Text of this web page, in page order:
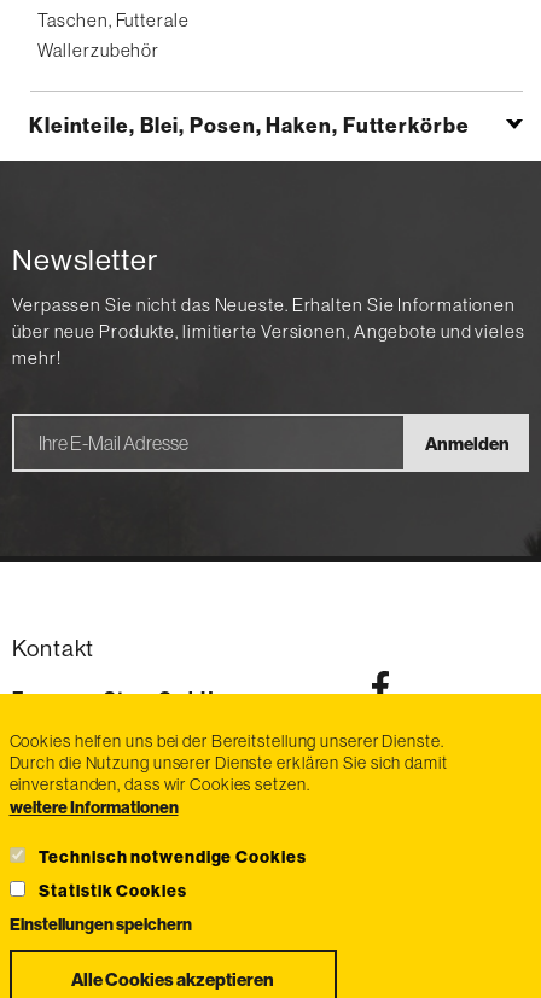
Taschen, Futterale
Wallerzubehör
Kleinteile, Blei, Posen, Haken, Futterkörbe
Newsletter
Verpassen Sie nicht das Neueste. Erhalten Sie Informationen
über neue Produkte, limitierte Versionen, Angebote und vieles
mehr!
Anmelden
Kontakt
Exmanco-Steyr GmbH
4407Steyr-Gleink
AT
Telefon:voice
+43 7252 / 470 87
Fax:fax
+43 7252 / 470 87-20
E-Mail:email
info@exmanco-steyr.at
Cookies helfen uns bei der Bereitstellung unserer Dienste.
Durch die Nutzung unserer Dienste erklären Sie sich damit
einverstanden, dass wir Cookies setzen.
weitere Informationen
Technisch notwendige Cookies
Statistik Cookies
Einstellungen speichern
Alle Cookies akzeptieren